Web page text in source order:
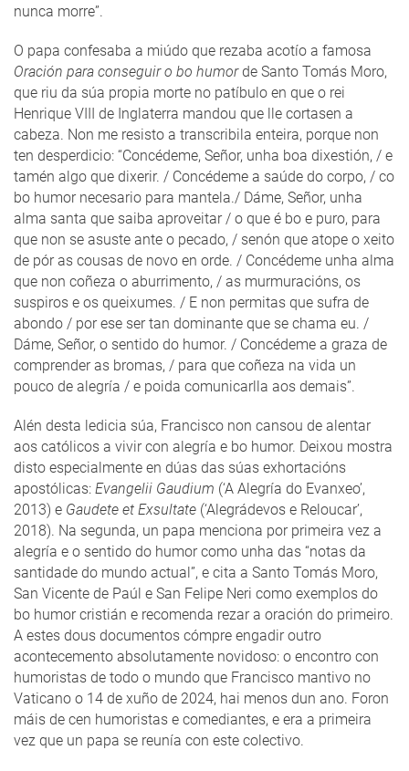
nunca morre”.
O papa confesaba a miúdo que rezaba acotío a famosa
Oración para conseguir o bo humorde Santo Tomás Moro,
que riu da súa propia morte no patíbulo en que o rei
Henrique VIII de Inglaterra mandou que lle cortasen a
cabeza. Non me resisto a transcribila enteira, porque non
ten desperdicio: “Concédeme, Señor, unha boa dixestión, / e
tamén algo que dixerir. / Concédeme a saúde do corpo, / co
bo humor necesario para mantela./ Dáme, Señor, unha
alma santa que saiba aproveitar / o que é bo e puro, para
que non se asuste ante o pecado, / senón que atope o xeito
de pór as cousas de novo en orde. / Concédeme unha alma
que non coñeza o aburrimento, / as murmuracións, os
suspiros e os queixumes. / E non permitas que sufra de
abondo / por ese ser tan dominante que se chama eu. /
Dáme, Señor, o sentido do humor. / Concédeme a graza de
comprender as bromas, / para que coñeza na vida un
pouco de alegría / e poida comunicarlla aos demais”.
Alén desta ledicia súa, Francisco non cansou de alentar
aos católicos a vivir con alegría e bo humor. Deixou mostra
disto especialmente en dúas das súas exhortacións
apostólicas: Evangelii Gaudium (‘A Alegría do Evanxeo’,
2013) e Gaudete et Exsultate (‘Alegrádevos e Reloucar’,
2018). Na segunda, un papa menciona por primeira vez a
alegría e o sentido do humor como unha das “notas da
santidade do mundo actual”, e cita a Santo Tomás Moro,
San Vicente de Paúl e San Felipe Neri como exemplos do
bo humor cristián e recomenda rezar a oración do primeiro.
A estes dous documentos cómpre engadir outro
acontecemento absolutamente novidoso: o encontro con
humoristas de todo o mundo que Francisco mantivo no
Vaticano o 14 de xuño de 2024, hai menos dun ano. Foron
máis de cen humoristas e comediantes, e era a primeira
vez que un papa se reunía con este colectivo.